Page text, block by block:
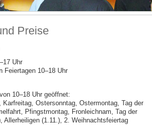
Preise
Uhr
Feiertagen 10–18 Uhr
10–18 Uhr geöffnet:
Karfreitag, Ostersonntag, Ostermontag, Tag der
Pfingstmontag, Fronleichnam, Tag der
Allerheiligen (1.11.), 2. Weihnachtsfeiertag